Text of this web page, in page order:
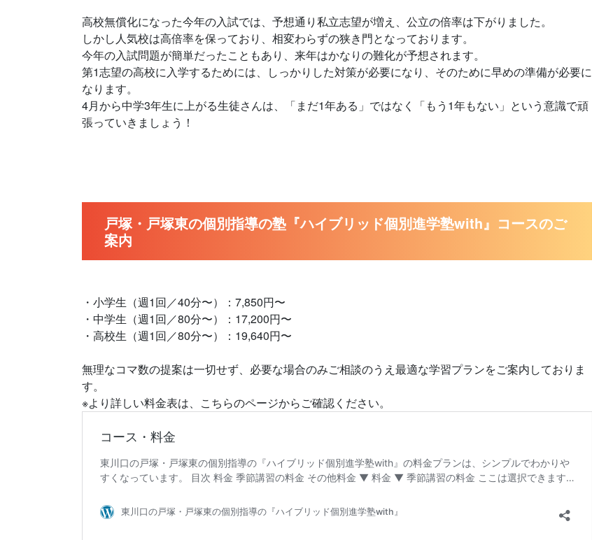
高校無償化になった今年の入試では、予想通り私立志望が増え、公立の倍率は下がりました。
しかし人気校は高倍率を保っており、相変わらずの狭き門となっております。
今年の入試問題が簡単だったこともあり、来年はかなりの難化が予想されます。
第1志望の高校に入学するためには、しっかりした対策が必要になり、そのために早めの準備が必要に
なります。
4月から中学3年生に上がる生徒さんは、「まだ1年ある」ではなく「もう1年もない」という意識で頑
張っていきましょう！
戸塚・戸塚東の個別指導の塾『ハイブリッド個別進学塾with』コースのご
案内
・小学生（週1回／40分〜）：7,850円〜
・中学生（週1回／80分〜）：17,200円〜
・高校生（週1回／80分〜）：19,640円〜
無理なコマ数の提案は一切せず、必要な場合のみご相談のうえ最適な学習プランをご案内しておりま
す。
※より詳しい料金表は、こちらのページからご確認ください。